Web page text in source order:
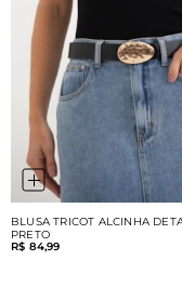
BLUSA TRICOT ALCINHA
PRETO
R$ 84,99